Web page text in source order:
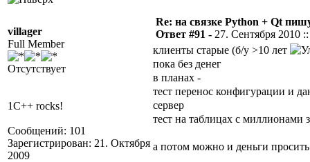
villager
Full Member
Отсутствует
1C++ rocks!
Сообщений: 101
Зарегистрирован: 21. Октября
2009
Re: на связке Python + Qt
Ответ #91 - 27. Сентября 2010
клиенты старые (б/у >10 лет
пока без денег
в планах -
тест перенос конфигурации и
сервер
тест на таблицах с миллионами
а потом можно и деньги